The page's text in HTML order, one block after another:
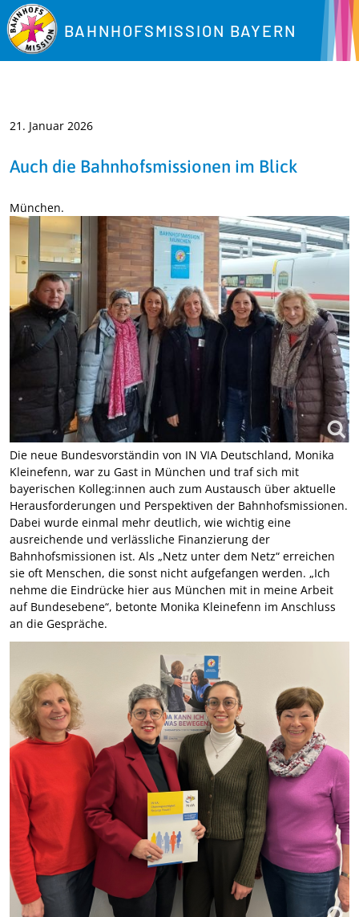
BAHNHOFSMISSION BAYERN
21. Januar 2026
Auch die Bahnhofsmissionen im Blick
München.
Die neue Bundesvorständin von IN VIA Deutschland, Monika
Kleinefenn, war zu Gast in München und traf sich mit
bayerischen Kolleg:innen auch zum Austausch über aktuelle
Herausforderungen und Perspektiven der Bahnhofsmissionen.
Dabei wurde einmal mehr deutlich, wie wichtig eine
ausreichende und verlässliche Finanzierung der
Bahnhofsmissionen ist. Als „Netz unter dem Netz“ erreichen
sie oft Menschen, die sonst nicht aufgefangen werden. „Ich
nehme die Eindrücke hier aus München mit in meine Arbeit
auf Bundesebene“, betonte Monika Kleinefenn im Anschluss
an die Gespräche.